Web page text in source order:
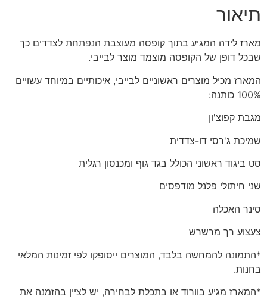
תיאור
מארז לידה המגיע בתוך קופסה מעוצבת הנפתחת לצדדים כך
שבכל דופן של הקופסה מוצמד מוצר לבייבי.
המארז מכיל מוצרים ראשוניים לבייבי, איכותיים במיוחד עשויים
100% כותנה:
מגבת קפוצ'ון
שמיכת ג'רסי דו-צדדית
סט ביגוד ראשוני הכולל בגד גוף ומכנסון רגלית
שני חיתולי פלנל מודפסים
סינר האכלה
צעצוע רך מרשרש
*התמונה להמחשה בלבד, המוצרים ייסופקו לפי זמינות המלאי
בחנות.
*המארז מגיע בוורוד או בתכלת לבחירה, יש לציין בהזמנה את